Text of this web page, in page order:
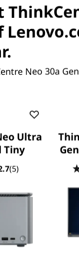
Sie
platzsparenden
sowie viel
oder
oder
und akribisches
spart er Platz
Neo 30a
Ultra
Tiny
(5)